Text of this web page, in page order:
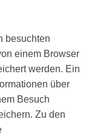
besuchten
einem Browser
werden. Ein
über
Besuch
Zu den